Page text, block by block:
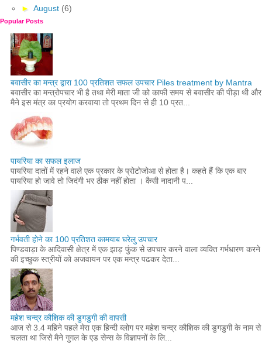
► August (6)
Popular Posts
बवासीर का मन्त्र द्वारा 100 प्रतिशत सफल उपचार Piles treatment by Mantra
बवासीर का मन्त्रोपचार भी है तथा मेरी माता जी को काफी समय से बवासीर की पीड़ा थी और
मैने इस मंत्र का प्रयोग करवाया तो प्रथम दिन से ही 10 प्रत...
पायरिया का सफल इलाज
पायरिया दातों में रहने वाले एक प्रकार के प्रोटोजोआ से होता है। कहते हैं कि एक बार
पायरिया हो जावे तो जिदंगी भर ठीक नहीं होता । कैसी नादानी प...
गर्भवती होने का 100 प्रतिशत कामयाब घरेलु उपचार
पिण्डवाड़ा के आदिवासी क्षेत्र में एक झाड़ फुंक से उपचार करने वाला व्यक्ति गर्भधारण करने
की इच्छुक स्त्रीयों को अजवायन पर एक मन्त्र पढकर देता...
महेश चन्द्र कौशिक की डुगडुगी की वापसी
आज से 3.4 महिने पहले मेरा एक हिन्दी ब्लोग पर महेश चन्द्र कौशिक की डुगडुगी के नाम से
चलता था जिसे मैने गुगल के एड सेन्स के विज्ञापनों के लि...